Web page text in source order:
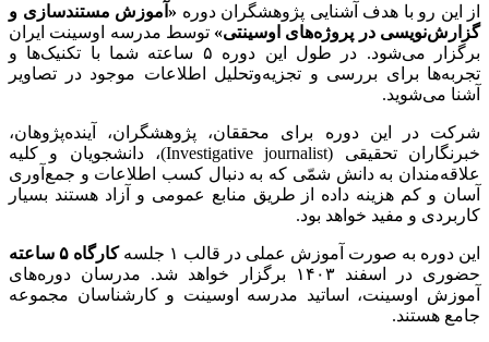
از این رو با هدف آشنایی پژوهشگران دوره «آموزش مستندسازی و
گزارش‌نویسی در پروژه‌های اوسینتی» توسط مدرسه اوسینت ایران
برگزار می‌شود. در طول این دوره ۵ ساعته شما با تکنیک‌ها و
تجربه‌ها برای بررسی و تجزیه‌وتحلیل اطلاعات موجود در تصاویر
آشنا می‌شوید.
شرکت در این دوره برای محققان، پژوهشگران، آینده‌پژوهان،
خبرنگاران تحقیقی (Investigative journalist)، دانشجویان و کلیه
علاقه‌مندان به دانش شمّی که به دنبال کسب اطلاعات و جمع‌آوری
آسان و کم هزینه داده از طریق منابع عمومی و آزاد هستند بسیار
کاربردی و مفید خواهد بود.
این دوره به صورت آموزش عملی در قالب ۱ جلسه کارگاه ۵
ساعته
حضوری در اسفند ۱۴۰۳ برگزار خواهد شد. مدرسان دوره‌های
آموزش اوسینت، اساتید مدرسه اوسینت و کارشناسان مجموعه
جامع هستند.